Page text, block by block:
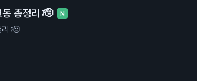
총정리 🫡 N
리 🫡